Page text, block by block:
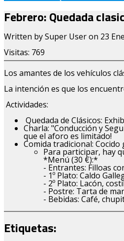
Febrero: Quedada
Written by Super User on 23
Visitas: 769
Los amantes de los vehículos
La intención es que los
Actividades:
Quedada de Clásicos:
Charla: "Conducción y
que el aforo es limitado!
Comida tradicional: Cocido
Para participar, hay
*Menú (30 €):*
- Entrantes: Filloas
- 1º Plato: Caldo
- 2º Plato: Lacón,
- Postre: Tarta de
- Bebidas: Café,
Etiquetas: